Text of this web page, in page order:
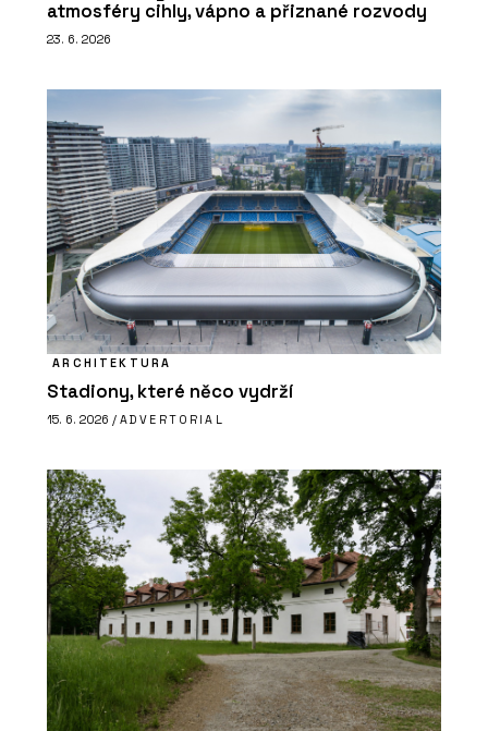
atmosféry cihly, vápno a přiznané rozvody
23. 6. 2026
ARCHITEKTURA
Stadiony, které něco vydrží
15. 6. 2026 / ADVERTORIAL